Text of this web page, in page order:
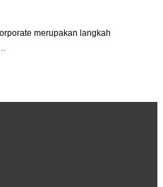
merupakan langkah